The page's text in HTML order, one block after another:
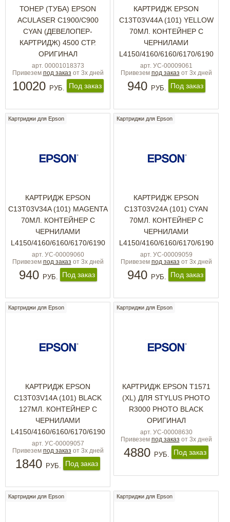
ТОНЕР (ТУБА) EPSON
ACULASER C1900/C900
CYAN (ДЕВЕЛОПЕР-
КАРТРИДЖ) 4500 СТР.
ОРИГИНАЛ
арт. 00001018373
Привезем под заказ от 3х дней
10020 РУБ. Под заказ
КАРТРИДЖ EPSON
C13T03V44A (101) YELLOW
70МЛ. КОНТЕЙНЕР С
ЧЕРНИЛАМИ
L4150/4160/6160/6170/6190
арт. УС-00009061
Привезем под заказ от 3х дней
940 РУБ. Под заказ
Картриджи для Epson
КАРТРИДЖ EPSON
C13T03V34A (101) MAGENTA
70МЛ. КОНТЕЙНЕР С
ЧЕРНИЛАМИ
L4150/4160/6160/6170/6190
арт. УС-00009060
Привезем под заказ от 3х дней
940 РУБ. Под заказ
Картриджи для Epson
КАРТРИДЖ EPSON
C13T03V24A (101) CYAN
70МЛ. КОНТЕЙНЕР С
ЧЕРНИЛАМИ
L4150/4160/6160/6170/6190
арт. УС-00009059
Привезем под заказ от 3х дней
940 РУБ. Под заказ
Картриджи для Epson
КАРТРИДЖ EPSON
C13T03V14A (101) BLACK
127МЛ. КОНТЕЙНЕР С
ЧЕРНИЛАМИ
L4150/4160/6160/6170/6190
арт. УС-00009057
Привезем под заказ от 3х дней
1840 РУБ. Под заказ
Картриджи для Epson
КАРТРИДЖ EPSON T1571
(XL) ДЛЯ STYLUS PHOTO
R3000 PHOTO BLACK
ОРИГИНАЛ
арт. УС-00008630
Привезем под заказ от 3х дней
4880 РУБ. Под заказ
Картриджи для Epson Картриджи для Epson